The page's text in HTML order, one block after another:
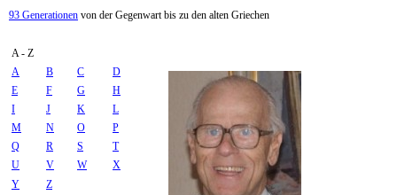
93 Generationen von der Gegenwart bis zu den alten Griechen
A - Z
A
B C
D
E
F G
H
I
J K
L
M
N O
P
Q
R S
T
U
V W
X
Y
Z